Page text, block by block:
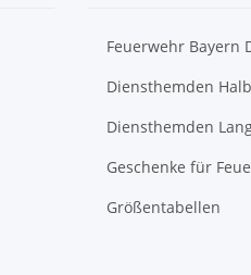
Feuerwehr Bayern
Diensthemden
Diensthemden
Geschenke für
Größentabellen